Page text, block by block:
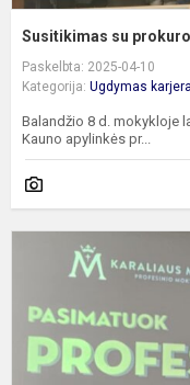
Susitikimas su
Paskelbta: 2025-04-10
Kategorija: Ugdymas
Balandžio 8 d. mokykloje
Kauno apylinkės pr...